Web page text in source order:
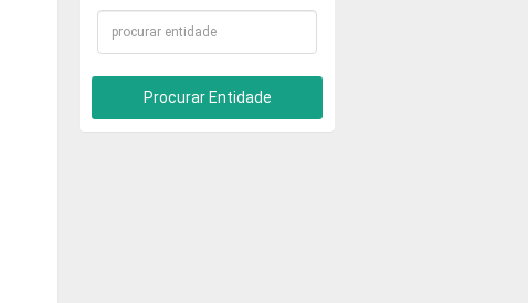
Procurar Entidade